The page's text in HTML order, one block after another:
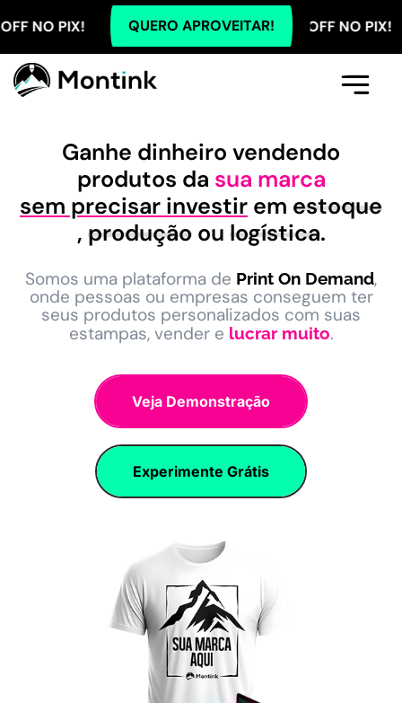
QUERO APROVEITAR!
TODOS OS PLANOS COM 5% OFF NO PIX!
Ganhe dinheiro vendendo
produtos da sua marca
sem precisar investir em estoque
, produçãoou logística.
Somos uma plataforma de Print On Demand,
onde pessoas ou empresas conseguem ter
seus produtos personalizados com suas
estampas, vender e lucrar muito.
Veja Demonstração
Experimente Grátis